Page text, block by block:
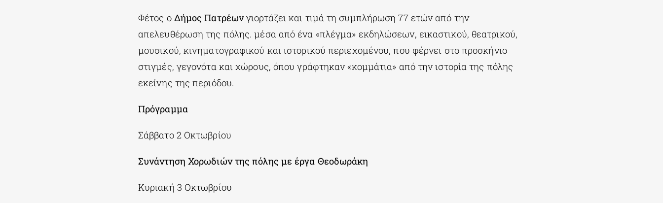
Φέτος ο Δήμος Πατρέωνγιορτάζει και τιμά τη συμπλήρωση 77 ετών από την
απελευθέρωση της πόλης. μέσα από ένα «πλέγμα» εκδηλώσεων, εικαστικού, θεατρικού,
μουσικού, κινηματογραφικού και ιστορικού περιεχομένου, που φέρνει στο προσκήνιο
στιγμές, γεγονότα και χώρους, όπου γράφτηκαν «κομμάτια» από την ιστορία της πόλης
εκείνης της περιόδου.
Πρόγραμμα
Σάββατο 2 Οκτωβρίου
Συνάντηση Χορωδιών της πόλης με έργα Θεοδωράκη
Κυριακή 3 Οκτωβρίου